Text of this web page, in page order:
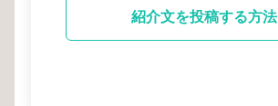
紹介文を投稿する方法